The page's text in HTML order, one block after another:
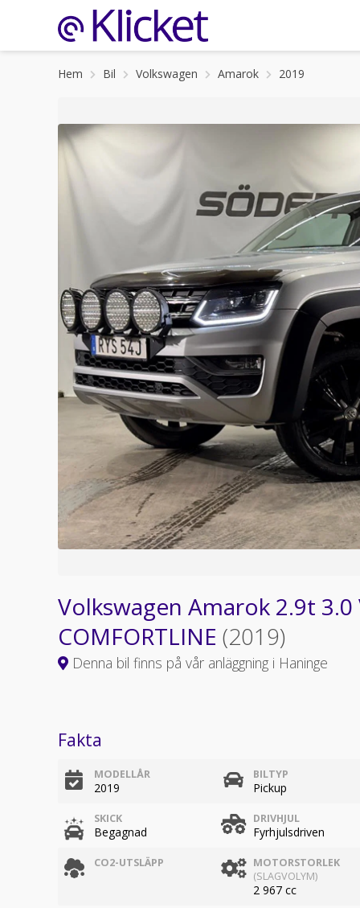
Hem Bil Volkswagen Amarok 2019
Volkswagen Amarok 2.9t 3.0
COMFORTLINE (2019)
Denna bil finns på vår anläggning i Haninge
Fakta
MODELLÅR
2019
BILTYP
Pickup
SKICK
Begagnad
DRIVHJUL
Fyrhjulsdriven
CO2-UTSLÄPP
MOTORSTORLEK
(SLAGVOLYM)
2 967 cc